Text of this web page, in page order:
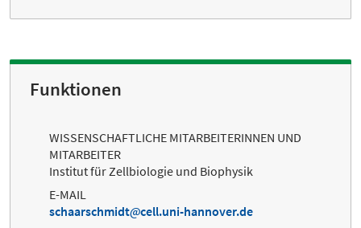
Funktionen
WISSENSCHAFTLICHE MITARBEITERINNEN UND
MITARBEITER
Institut für Zellbiologie und Biophysik
E-MAIL
schaarschmidt
cell.uni-hannover.de